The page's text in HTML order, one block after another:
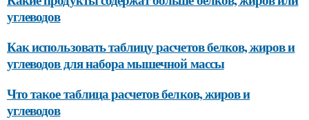
углеводов
Как использовать таблицу расчетов белков, жиров и
углеводов для набора мышечной массы
Что такое таблица расчетов белков, жиров и
углеводов